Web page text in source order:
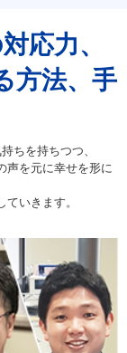
応力、
方法、手
ちを持ちつつ、
声を元に幸せを形に
いきます。